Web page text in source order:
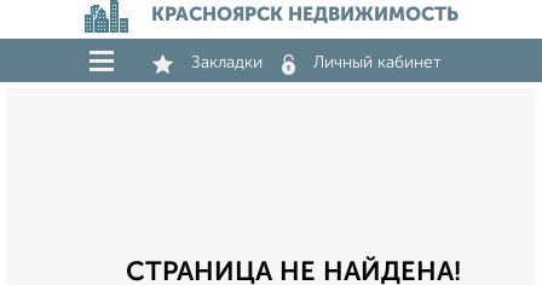
КРАСНОЯРСК НЕДВИЖИМОСТЬ
Закладки Личный кабинет
СТРАНИЦА НЕ НАЙДЕНА!